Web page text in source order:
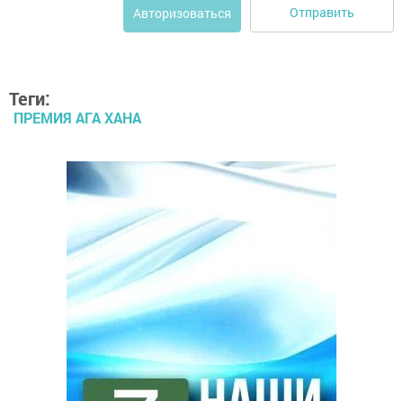
Авторизоваться Отправить
Теги:
ПРЕМИЯ АГА ХАНА